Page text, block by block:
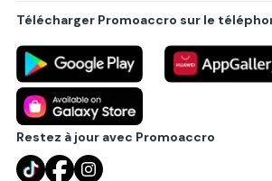
Villes principales
Politique de confidentialité
Règlements
Partenariat B2B
Blog
Contact
Télécharger Promoaccro sur le
Restez à jour avec Promoaccro